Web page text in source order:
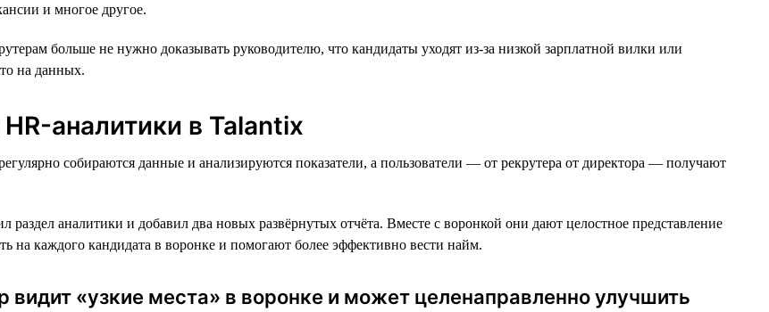
и многое другое.
больше не нужно доказывать руководителю, что кандидаты уходят из-за низкой зарплатной вилки или
на данных.
аналитики в Talantix
собираются данные и анализируются показатели, а пользователи — от рекрутера от директора — получают
аналитики и добавил два новых развёрнутых отчёта. Вместе c воронкой они дают целостное представление
на каждого кандидата в воронке и помогают более эффективно вести найм.
«узкие места» в воронке и может целенаправленно улучшить